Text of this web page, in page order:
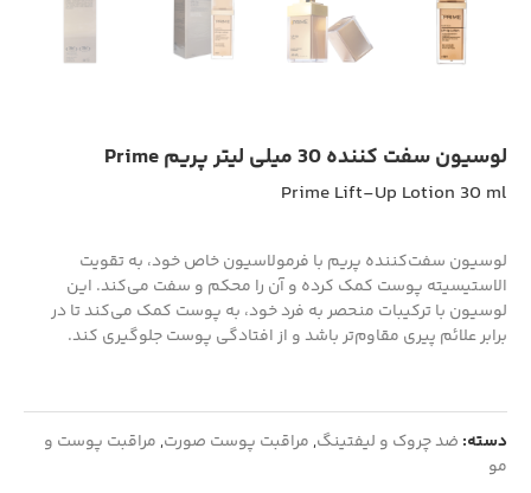
لوسیون سفت کننده 30 میلی لیتر پریم Prime
Prime Lift-Up Lotion 30 ml
لوسیون سفت‌کننده پریم با فرمولاسیون خاص خود، به تقویت
الاستیسیته پوست کمک کرده و آن را محکم و سفت می‌کند. این
لوسیون با ترکیبات منحصر به فرد خود، به پوست کمک می‌کند تا در
برابر علائم پیری مقاوم‌تر باشد و از افتادگی پوست جلوگیری کند.
دسته: ضد چروک و لیفتینگ,مراقبت پوست صورت,مراقبت پوست و
مو